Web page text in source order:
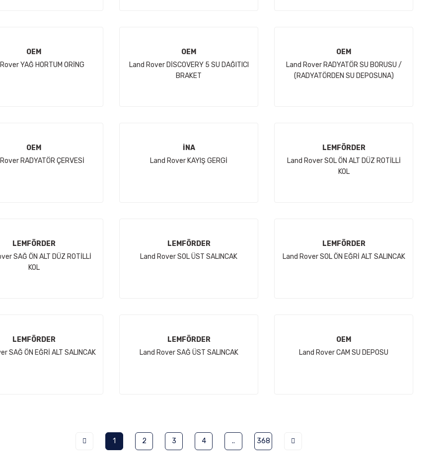
OEM
YAĞ HORTUM ORİNG
OEM
Land Rover DİSCOVERY 5 SU DAĞITICI
BRAKET
OEM
Land Rover RADYATÖR SU BORUSU /
(RADYATÖRDEN SU DEPOSUNA)
OEM
RADYATÖR ÇERVESİ
İNA
Land Rover KAYIŞ GERGİ
LEMFÖRDER
Land Rover SOL ÖN ALT DÜZ ROTİLLİ
KOL
LEMFÖRDER
SAĞ ÖN ALT DÜZ ROTİLLİ
KOL
LEMFÖRDER
Land Rover SOL ÜST SALINCAK
LEMFÖRDER
Land Rover SOL ÖN EĞRİ ALT SALINCAK
LEMFÖRDER
SAĞ ÖN EĞRİ ALT SALINCAK
LEMFÖRDER
Land Rover SAĞ ÜST SALINCAK
OEM
Land Rover CAM SU DEPOSU
1 2 3 4 .. 368